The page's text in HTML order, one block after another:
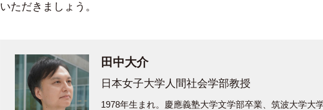
いただきましょう。
田中大介
日本女子大学人間社会学部教授
1978年生まれ。慶應義塾大学文学部卒業、筑波大学大